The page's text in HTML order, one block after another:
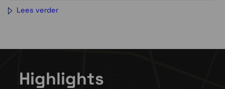
Lees verder
Highlights